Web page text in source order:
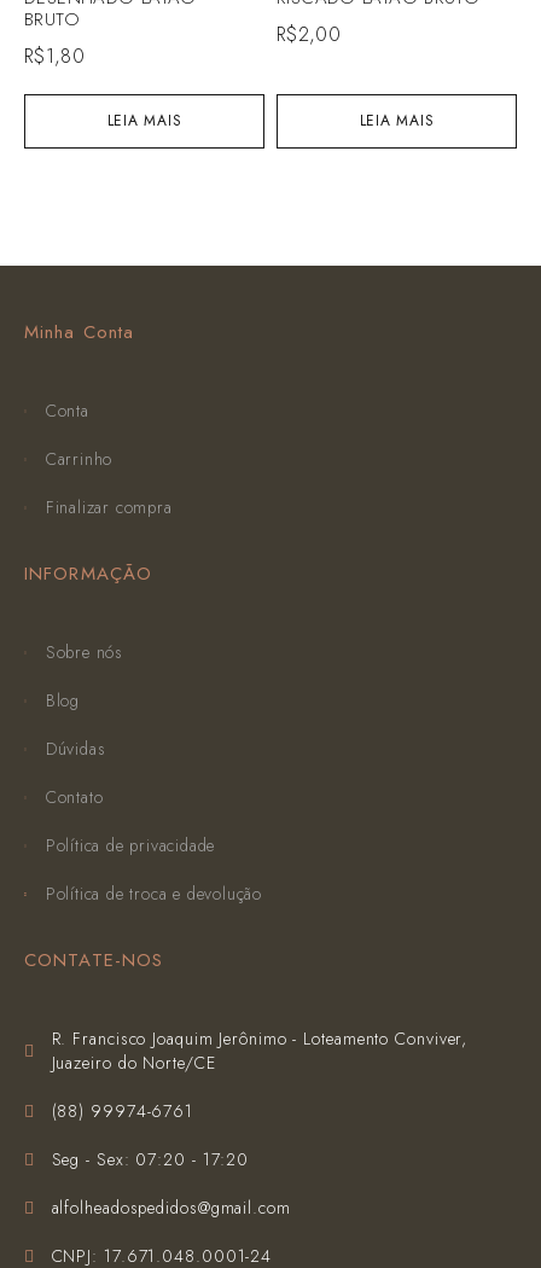
LEIA MAIS
BRUTO
R$1,80
LEIA MAIS
R$2,00
Minha Conta
Conta
Carrinho
Finalizar compra
INFORMAÇÃO
Sobre nós
Blog
Dúvidas
Contato
Política de privacidade
Política de troca e devolução
CONTATE-NOS
R. Francisco Joaquim Jerônimo - Loteamento Conviver,
Juazeiro do Norte/CE
(‪88) 99974-6761‬
Seg - Sex: 07:20 - 17:20
alfolheadospedidos@gmail.com
CNPJ: 17.671.048.0001-24